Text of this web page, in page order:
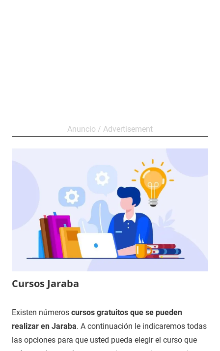
Cursos Jaraba
12
de
noviembre
Maria
Cursos
en
Zaragoza
Existen números cursos gratuitos que se pueden
realizar en Jaraba. A continuación le indicaremos todas
las opciones para que usted pueda elegir el curso que